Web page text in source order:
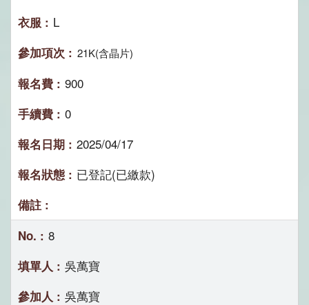
L
21K(含晶片)
900
0
2025/04/17
已登記(已繳款)
8
吳萬寶
吳萬寶